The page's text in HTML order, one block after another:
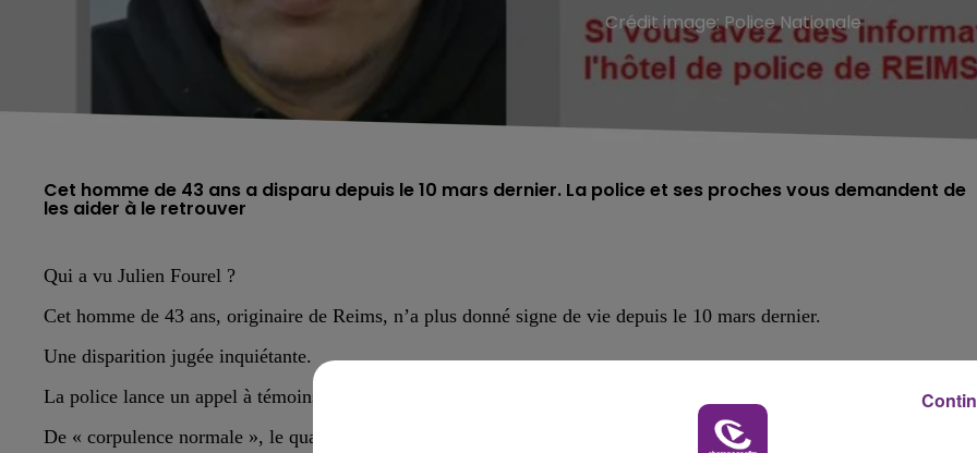
Crédit image:Police Nationale
Cet homme de 43 ans a disparu depuis le 10 mars dernier. La police et ses proches vous demandent de
les aider à le retrouver
Qui a vu Julien Fourel ?
Cet homme de 43 ans, originaire de Reims, n’a plus donné signe de vie depuis le 10 mars dernier.
Une disparition jugée inquiétante.
La police lance un appel à témoins.
De « corpulence normale », le quadragénaire mesure 1 m 81, a les cheveux courts poivre et sel